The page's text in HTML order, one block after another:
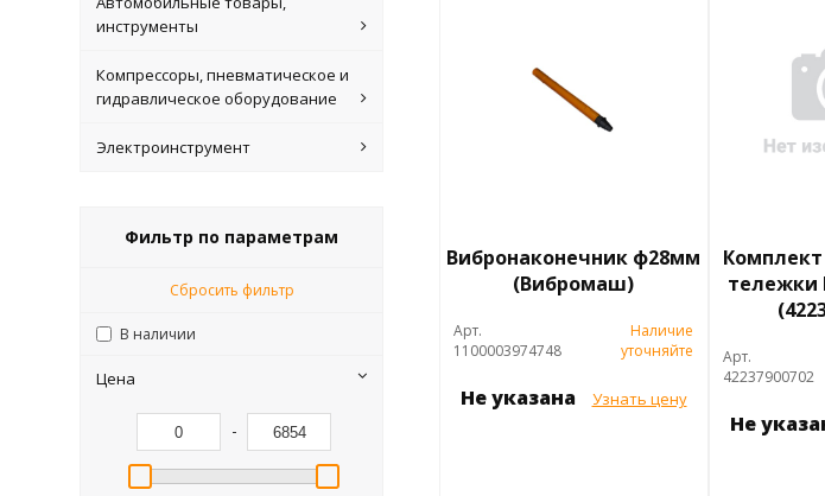
инструменты
Компрессоры, пневматическое и
гидравлическое оборудование
Электроинструмент
Фильтр по параметрам
Сбросить фильтр
В наличии
Цена
-
Вибронаконечник ф28мм
(Вибромаш)
Арт.
1100003974748
Наличие
уточняйте
Не указана Узнать цену
тележки
Арт.
42237900702
Не